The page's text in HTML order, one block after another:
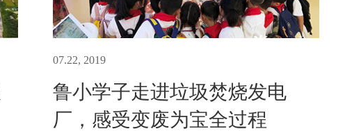
07.22, 2019
鲁小学子走进垃圾焚烧发电
厂，感受变废为宝全过程